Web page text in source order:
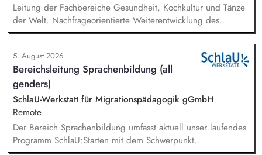
Leitung der Fachbereiche Gesundheit, Kochkultur und Tänze
der Welt. Nachfrageorientierte Weiterentwicklung des
Programmangebotes. Pädagogische Planung, inhaltliche
Entwicklung des Profils und Organisation des Angebots.
Fachliche Auswahl von Kursleitenden sowie deren
methodische und didaktische Beratung. Budgetsteuerung
sowie betriebswirtschaftliche Planung in den betreffenden
Fachbereichen. Mitarbeit beim Marketing, Presse- und
Öffentlichkeitsarbeit.
5. August 2026
Bereichsleitung Sprachenbildung (all
genders)
SchlaU-Werkstatt für Migrationspädagogik gGmbH
Remote
Der Bereich Sprachenbildung umfasst aktuell unser laufendes
Programm SchlaU:Starten mit dem Schwerpunkt